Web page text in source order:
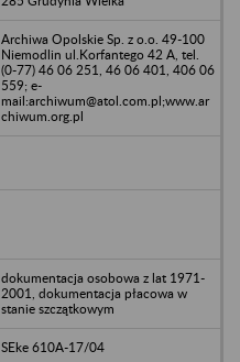
Archiwa Opolskie Sp. z o.o. 49-100
Niemodlin ul.Korfantego 42 A, tel.
(0-77) 46 06 251, 46 06 401, 406 06
559; e-
mail:archiwum@atol.com.pl;www.ar
chiwum.org.pl
dokumentacja osobowa z lat 1971-
2001, dokumentacja płacowa w
stanie szczątkowym
SEke 610A-17/04